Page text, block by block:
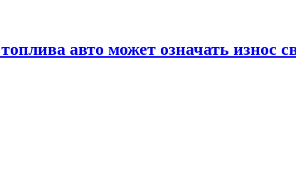
авто может означать износ